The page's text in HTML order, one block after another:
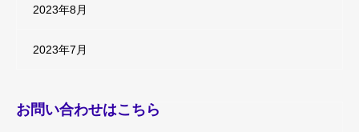
2023年8月
2023年7月
お問い合わせはこちら